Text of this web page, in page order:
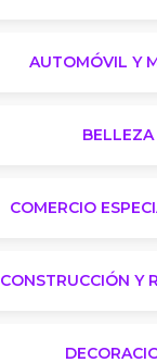
AUTOMÓVIL Y
BELLEZA
COMERCIO
CONSTRUCCIÓN Y